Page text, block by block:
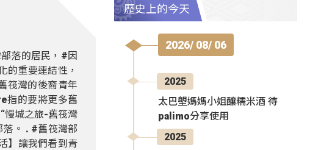
落的居民，#因
的重要連結性，
筏灣的後裔青年
指的要將更多舊
慢城之旅-舊筏灣
落。 . #舊筏灣部
】讓我們看到青
歷史上的今天
2026/ 08/ 06
2025
太巴塱媽媽小姐釀糯米酒 待
palimo分享使用
2025